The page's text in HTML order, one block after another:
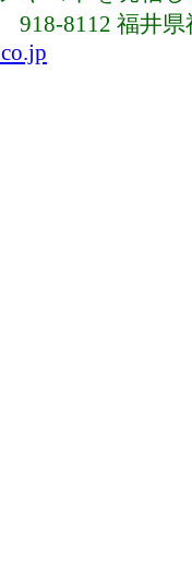
8112 福井